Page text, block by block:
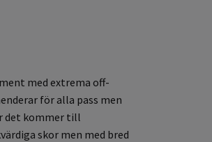
med extrema off-
för alla pass men
det kommer till
skor men med bred